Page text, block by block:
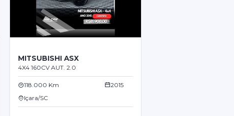
MITSUBISHI ASX
4X4 160CV AUT. 2.0
118.000 Km
2015
Içara/SC